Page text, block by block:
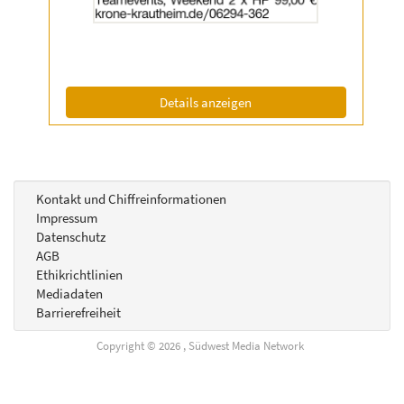
Anzeige
Info:
Details anzeigen
Kontakt und Chiffreinformationen
Impressum
Datenschutz
AGB
Ethikrichtlinien
Mediadaten
Barrierefreiheit
Copyright © 2026 , Südwest Media Network